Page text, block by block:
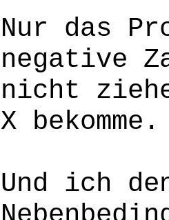
Nur das
negative
nicht
X bekomme.
Und ich